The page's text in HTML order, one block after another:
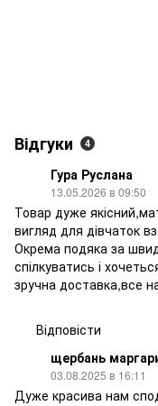
Відгуки 4
Гура Руслана
13.05.2026 в 09:50
Товар дуже
вигляд для дівчаток
Окрема подяка за
спілкуватись і
зручна доставка,все
Відповісти
щербань
03.08.2025 в 16:11
Дуже красива нам